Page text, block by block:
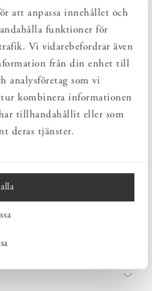
att anpassa innehållet och
funktioner för
Vi vidarebefordrar även
från din enhet till
analysföretag som vi
tur kombinera informationen
tillhandahållit eller som
deras tjänster.
och skapar en harmonisk
Den lilla storleken gör den